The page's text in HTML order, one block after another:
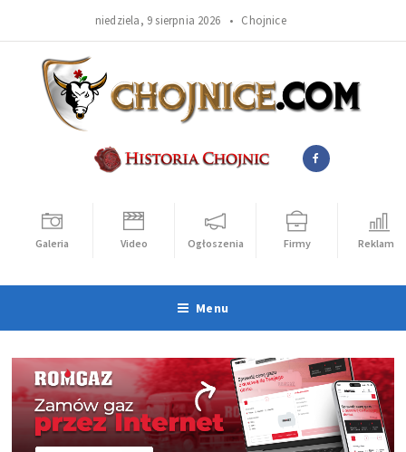
niedziela, 9 sierpnia 2026 • Chojnice
Galeria Video Ogłoszenia Firmy Reklama
Menu